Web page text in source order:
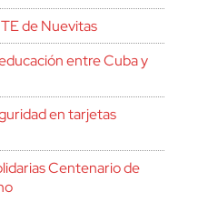
de Nuevitas
entre Cuba y
en tarjetas
Centenario de